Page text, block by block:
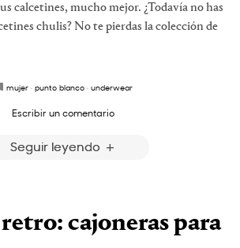
calcetines, mucho mejor. ¿Todavía no has
chulis? No te pierdas la colección de
mujer· punto blanco· underwear
Escribir un comentario
Seguir leyendo
cajoneras para